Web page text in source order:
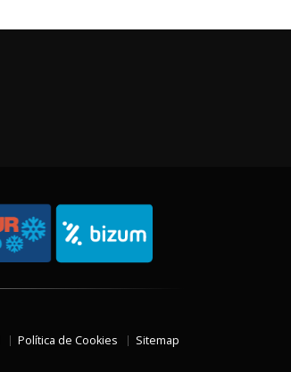
Política de Cookies Sitemap